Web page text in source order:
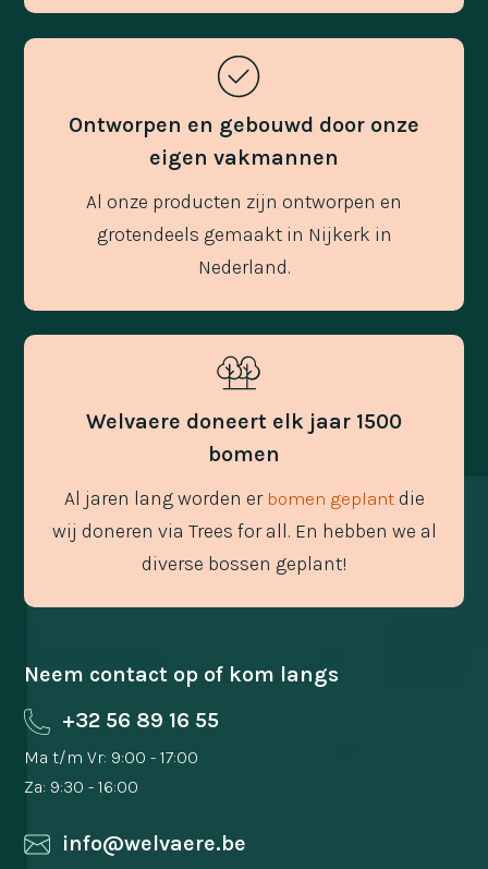
Ontworpen en gebouwd door onze
eigen vakmannen
Al onze producten zijn ontworpen en
grotendeels gemaakt in Nijkerk in
Nederland.
Welvaere doneert elk jaar 1500
bomen
Al jaren lang worden er bomen geplantdie
wij doneren via Trees for all. En hebben we al
diverse bossen geplant!
Neem contact op of kom langs
+32 56 89 16 55
Ma t/m Vr: 9:00 - 17:00
Za: 9:30 - 16:00
info@welvaere.be